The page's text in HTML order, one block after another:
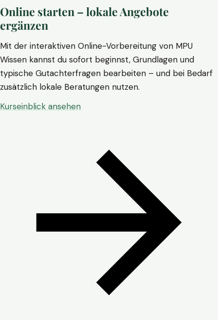
Online starten – lokale Angebote
ergänzen
Mit der interaktiven Online-Vorbereitung von MPU
Wissen kannst du sofort beginnst, Grundlagen und
typische Gutachterfragen bearbeiten – und bei Bedarf
zusätzlich lokale Beratungen nutzen.
Kurseinblick ansehen